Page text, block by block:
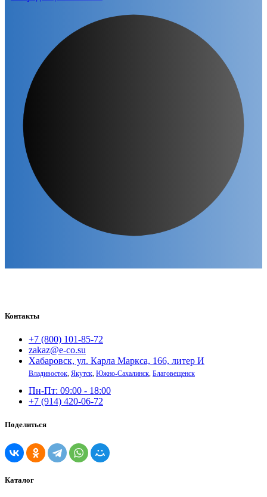
Контакты
+7 (800) 101-85-72
zakaz@e-co.su
Хабаровск, ул. Карла Маркса, 166, литер И
Владивосток, Якутск, Южно-Сахалинск, Благовещенск
Пн-Пт: 09:00 - 18:00
+7 (914) 420-06-72
Поделиться
Каталог